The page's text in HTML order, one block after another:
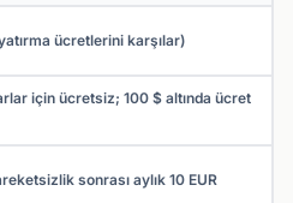
ücretlerini karşılar)
için ücretsiz; 100 $ altında ücret
sonrası aylık 10 EUR